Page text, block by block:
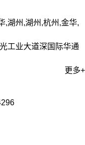
,湖州,湖州,杭州,金华,
工业大道深国际华通
更多+